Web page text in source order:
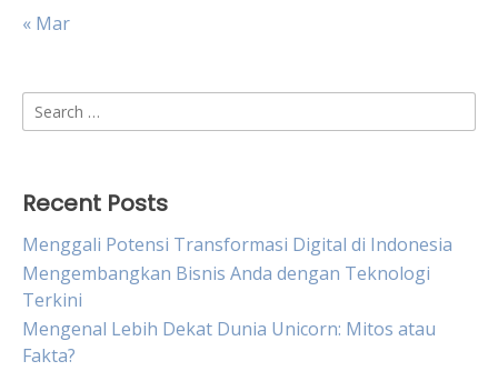
« Mar
Search
for:
Recent Posts
Menggali Potensi Transformasi Digital di Indonesia
Mengembangkan Bisnis Anda dengan Teknologi
Terkini
Mengenal Lebih Dekat Dunia Unicorn: Mitos atau
Fakta?